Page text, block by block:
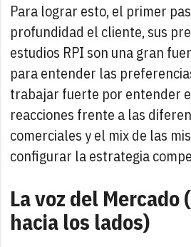
Para lograr esto, el primer
profundidad el cliente, sus
estudios RPI son una gran
para entender las
trabajar fuerte por entender
reacciones frente a las
comerciales y el mix de las
configurar la estrategia
La voz del Mercado
hacia los lados)